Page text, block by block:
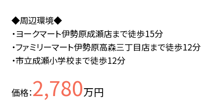
◆周辺環境◆
・ヨークマート伊勢原成瀬店まで徒歩15分
・ファミリーマート伊勢原高森三丁目店まで徒歩12分
・市立成瀬小学校まで徒歩12分
価格 2,780万円